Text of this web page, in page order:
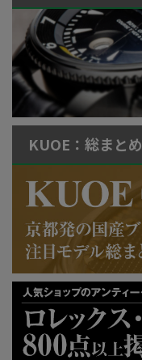
KUOE：総まとめ